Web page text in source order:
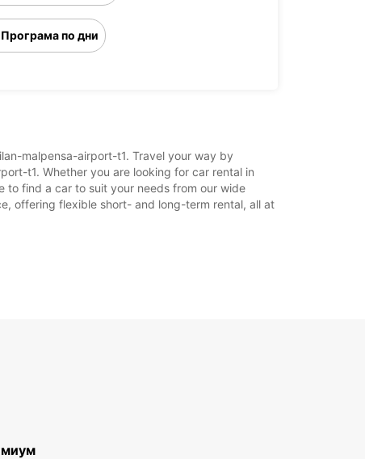
Програма по дни
malpensa-airport-t1. Travel your way by
t1. Whether you are looking for car rental in
to find a car to suit your needs from our wide
offering flexible short- and long-term rental, all at